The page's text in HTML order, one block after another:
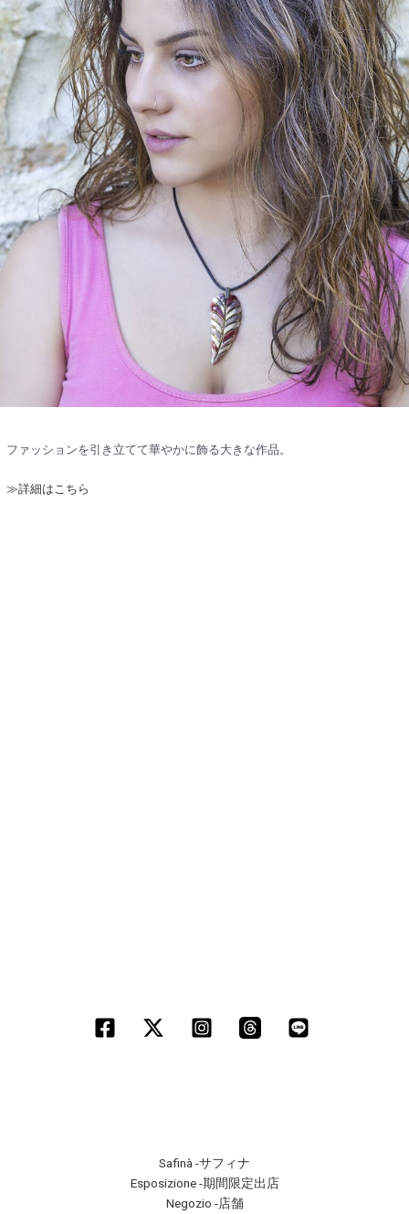
ファッションを引き立てて華やかに飾る大きな作品。
≫詳細はこちら
Safinà -サフィナ
Esposizione -期間限定出店
Negozio -店舗